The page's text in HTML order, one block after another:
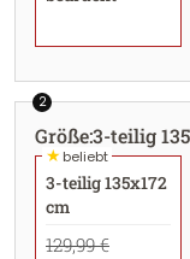
2
Größe:3-teilig
★beliebt
3-teilig 135x172
cm
129,99 €